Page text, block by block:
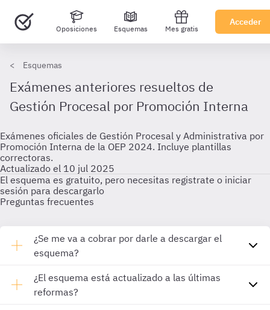
Oposiciones Esquemas Mes gratis
Acceder
Esquemas
Exámenes anteriores resueltos de
Gestión Procesal por Promoción Interna
Exámenes oficiales de Gestión Procesal y Administrativa por
Promoción Interna de la OEP 2024. Incluye plantillas
correctoras.
Actualizado el 10 jul 2025
El esquema es gratuito, pero necesitas registrate o iniciar
sesión para descargarlo
Preguntas frecuentes
¿Se me va a cobrar por darle a descargar el
esquema?
¿El esquema está actualizado a las últimas
reformas?